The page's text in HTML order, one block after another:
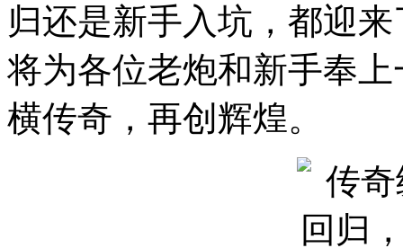
归还是新手入坑，都迎
将为各位老炮和新手奉
横传奇，再创辉煌。